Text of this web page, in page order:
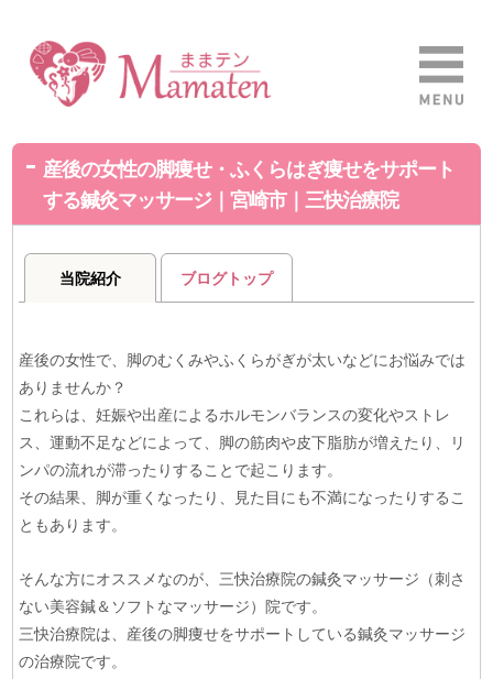
産後の女性の脚痩せ・ふくらはぎ痩せをサポート
する鍼灸マッサージ｜宮崎市｜三快治療院
当院紹介 ブログトップ
産後の女性で、脚のむくみやふくらがぎが太いなどにお悩みでは
ありませんか？
これらは、妊娠や出産によるホルモンバランスの変化やストレ
ス、運動不足などによって、脚の筋肉や皮下脂肪が増えたり、リ
ンパの流れが滞ったりすることで起こります。
その結果、脚が重くなったり、見た目にも不満になったりするこ
ともあります。
そんな方にオススメなのが、三快治療院の鍼灸マッサージ（刺さ
ない美容鍼＆ソフトなマッサージ）院です。
三快治療院は、産後の脚痩せをサポートしている鍼灸マッサージ
の治療院です。